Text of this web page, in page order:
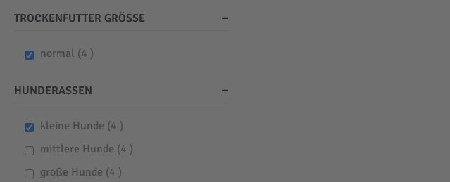
TROCKENFUTTER GRÖSSE
normal 4 items
HUNDERASSEN
kleine Hunde 4 items
mittlere Hunde 4 items
große Hunde 4 items